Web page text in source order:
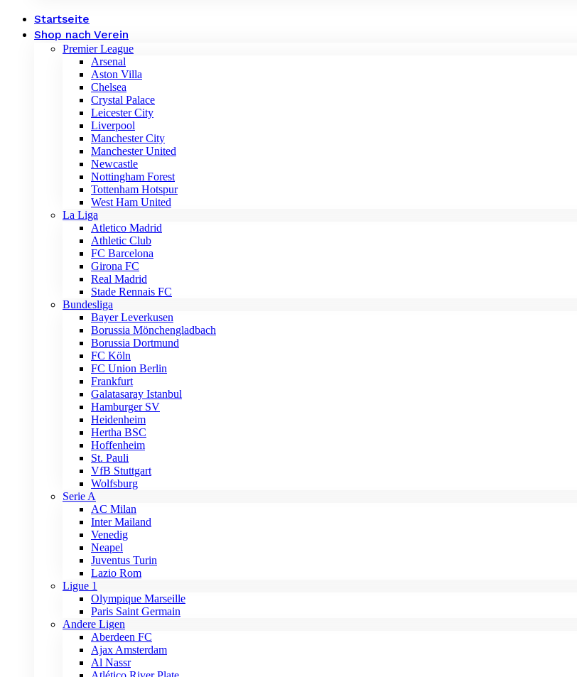
Startseite
Shop nach Verein
Premier League
Arsenal
Aston Villa
Chelsea
Crystal Palace
Leicester City
Liverpool
Manchester City
Manchester United
Newcastle
Nottingham Forest
Tottenham Hotspur
West Ham United
La Liga
Atletico Madrid
Athletic Club
FC Barcelona
Girona FC
Real Madrid
Stade Rennais FC
Bundesliga
Bayer Leverkusen
Borussia Mönchengladbach
Borussia Dortmund
FC Köln
FC Union Berlin
Frankfurt
Galatasaray Istanbul
Hamburger SV
Heidenheim
Hertha BSC
Hoffenheim
St. Pauli
VfB Stuttgart
Wolfsburg
Serie A
AC Milan
Inter Mailand
Venedig
Neapel
Juventus Turin
Lazio Rom
Ligue 1
Olympique Marseille
Paris Saint Germain
Andere Ligen
Aberdeen FC
Ajax Amsterdam
Al Nassr